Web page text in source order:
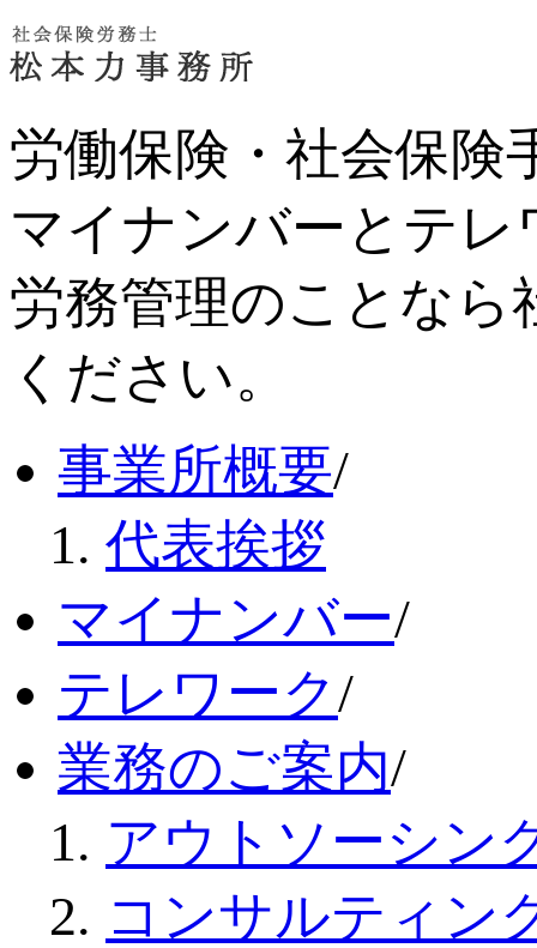
労働保険・社会保険
マイナンバーとテ
労務管理のことなら
ください。
事業所概要/
代表挨拶
マイナンバー/
テレワーク/
業務のご案内/
アウトソーシン
コンサルティン